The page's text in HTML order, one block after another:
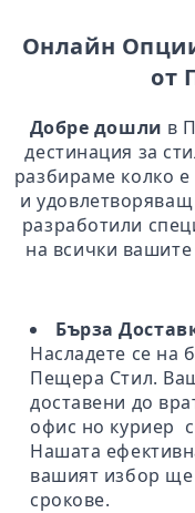
Онлайн
от
Добре дошли в
дестинация за
разбираме колко
и
разработили
на всички
Бърза
Насладете се на
Пещера Стил.
доставени до
офис но куриер
Нашата
вашият избор ще
срокове.